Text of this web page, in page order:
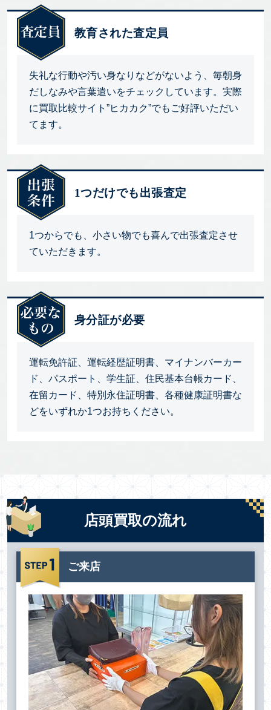
教育された査定員
失礼な行動や汚い身なりなどがないよう、毎朝身
だしなみや言葉遣いをチェックしています。実際
に買取比較サイト”ヒカカク”でもご好評いただい
てます。
1つだけでも出張査定
1つからでも、小さい物でも喜んで出張査定させ
ていただきます。
身分証が必要
運転免許証、運転経歴証明書、マイナンバーカー
ド、パスポート、学生証、住民基本台帳カード、
在留カード、特別永住証明書、各種健康証明書な
どをいずれか1つお持ちください。
店頭買取の流れ
ご来店